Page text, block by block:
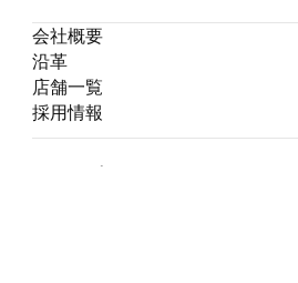
会社概要
沿革
店舗一覧
採用情報